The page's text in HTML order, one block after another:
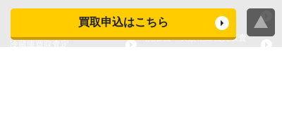
買取申込はこちら
ビデオカメラ買取査定 テレビ買取査定
洗濯機・衣類乾燥機買取査